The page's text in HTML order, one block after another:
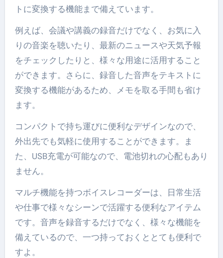
トに変換する機能まで備えています。
例えば、会議や講義の録音だけでなく、お気に入
りの音楽を聴いたり、最新のニュースや天気予報
をチェックしたりと、様々な用途に活用すること
ができます。さらに、録音した音声をテキストに
変換する機能があるため、メモを取る手間も省け
ます。
コンパクトで持ち運びに便利なデザインなので、
外出先でも気軽に使用することができます。ま
た、USB充電が可能なので、電池切れの心配もあり
ません。
マルチ機能を持つボイスレコーダーは、日常生活
や仕事で様々なシーンで活躍する便利なアイテム
です。音声を録音するだけでなく、様々な機能を
備えているので、一つ持っておくととても便利で
すよ。